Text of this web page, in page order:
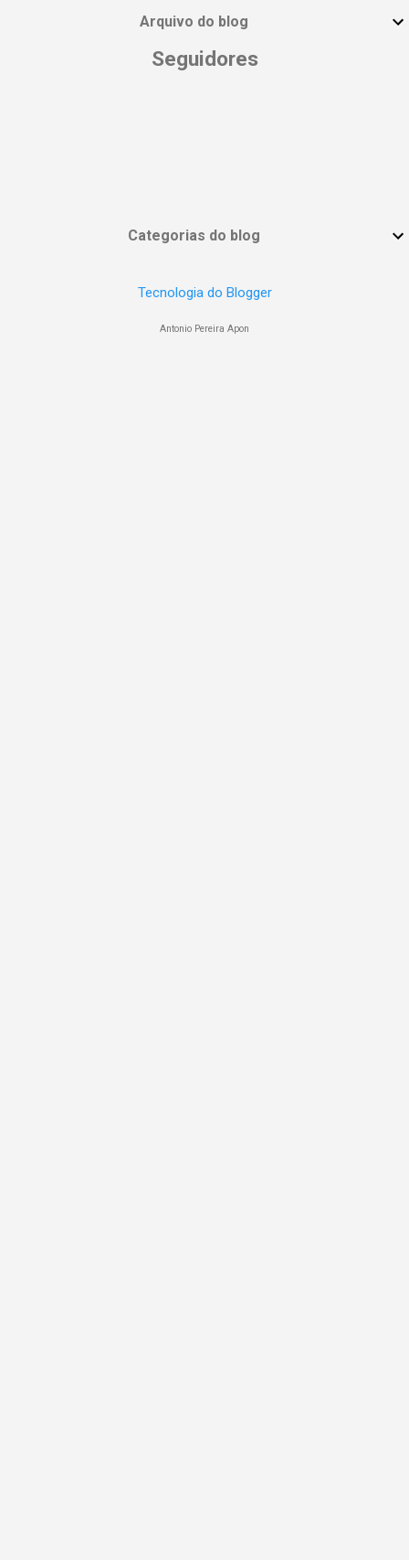
Arquivo do blog
Seguidores
Categorias do blog
Tecnologia do Blogger
Antonio Pereira Apon